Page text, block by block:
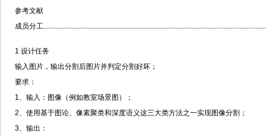
参考文献
成员分工
1 设计任务
输入图片，输出分割后图片并判定分割好坏；
要求：
1、输入：图像（例如教室场景图）；
2、使用基于图论、像素聚类和深度语义这三大类方法之一实现图像分割；
3、输出：